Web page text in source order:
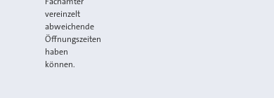
vereinzelt
abweichende
Öffnungszeiten
haben
können.